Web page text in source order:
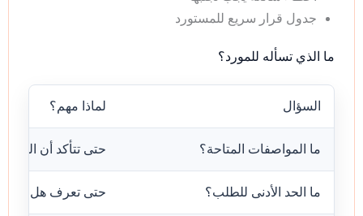
جدول قرار سريع للمستورد
ما الذي تسأله للمورد؟
السؤال لماذا مهم؟
ما المواصفات المتاحة؟ حتى تتأكد أن
ما الحد الأدنى للطلب؟ حتى تعرف هل